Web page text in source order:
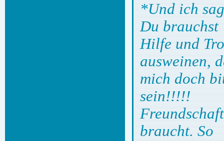
*Und ich
Du brauchst
Hilfe und
ausweinen,
mich doch
sein!!!!!
braucht. So